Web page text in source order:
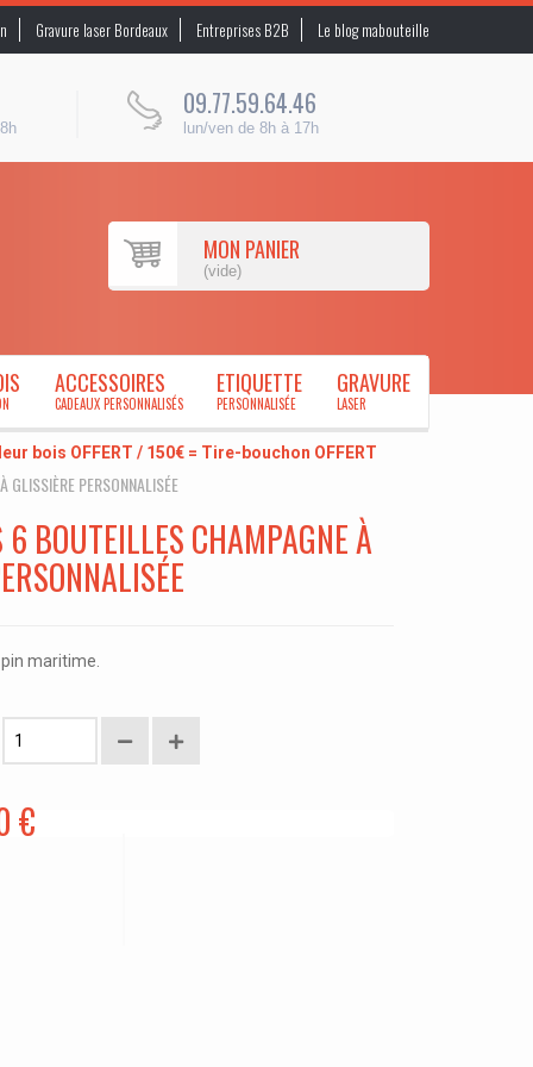
Gravure laser Bordeaux Entreprises B2B Le blog mabouteille
09.77.59.64.46
lun/ven de 8h à 17h
MON PANIER
(vide)
ACCESSOIRES
CADEAUX PERSONNALISÉS
ETIQUETTE
PERSONNALISÉE
GRAVURE
LASER
bois OFFERT / 150€ = Tire-bouchon OFFERT
PERSONNALISÉE
6 BOUTEILLES CHAMPAGNE À
maritime.
€